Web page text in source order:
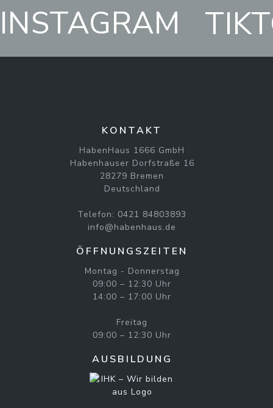
INSTAGRAM
KONTAKT
HabenHaus 1666 GmbH
Habenhauser Dorfstraße 16
28279 Bremen
Deutschland
Telefon: 0421 84803893
info@habenhaus.de
ÖFFNUNGSZEITEN
Montag - Donnerstag
09:00 – 12:30 Uhr
14:00 – 17:00 Uhr
Freitag
09:00 – 12:30 Uhr
AUSBILDUNG